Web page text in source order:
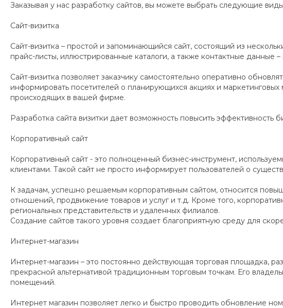
Заказывая у нас разработку сайтов, вы можете выбрать следующие
Сайт-визитка
Сайт-визитка – простой и запоминающийся сайт, состоящий из
прайс-листы, иллюстрированные каталоги, а также контактные данные
Сайт-визитка позволяет заказчику самостоятельно оперативно
информировать посетителей о планирующихся акциях и
происходящих в вашей фирме.
Разработка сайта визитки дает возможность повысить эффективность
Корпоративный сайт
Корпоративный сайт - это полноценный бизнес-инструмент,
клиентами. Такой сайт не просто информирует пользователей о
К задачам, успешно решаемым корпоративным сайтом, относится
отношений, продвижение товаров и услуг и т.д. Кроме того,
региональных представительств и удаленных филиалов.
Создание сайтов такого уровня создает благоприятную среду для
Интернет-магазин
Интернет-магазин – это постоянно действующая торговая площадка,
прекрасной альтернативой традиционным торговым точкам. Его
помещений.
Интернет магазин позволяет легко и быстро проводить обновление